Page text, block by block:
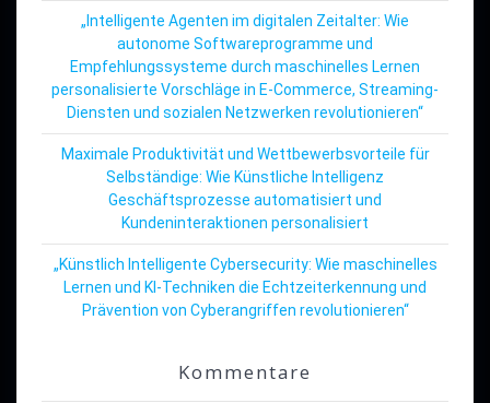
„Intelligente Agenten im digitalen Zeitalter: Wie
autonome Softwareprogramme und
Empfehlungssysteme durch maschinelles Lernen
personalisierte Vorschläge in E-Commerce, Streaming-
Diensten und sozialen Netzwerken revolutionieren“
Maximale Produktivität und Wettbewerbsvorteile für
Selbständige: Wie Künstliche Intelligenz
Geschäftsprozesse automatisiert und
Kundeninteraktionen personalisiert
„Künstlich Intelligente Cybersecurity: Wie maschinelles
Lernen und KI-Techniken die Echtzeiterkennung und
Prävention von Cyberangriffen revolutionieren“
Kommentare